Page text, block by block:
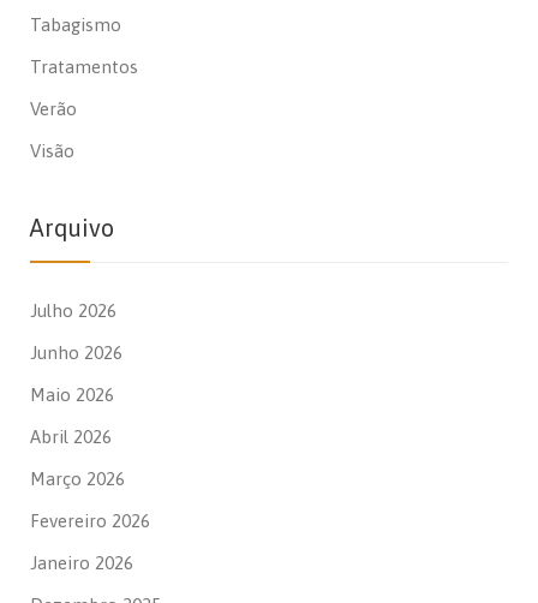
Tabagismo
Tratamentos
Verão
Visão
Arquivo
Julho 2026
Junho 2026
Maio 2026
Abril 2026
Março 2026
Fevereiro 2026
Janeiro 2026